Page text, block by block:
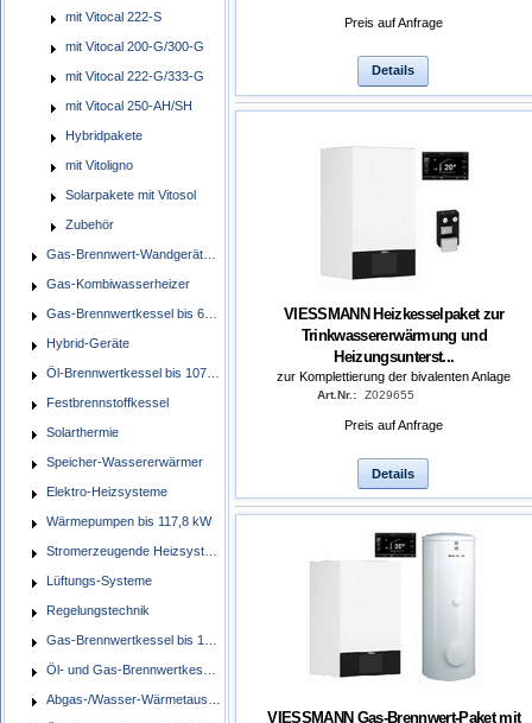
mit Vitocal 222-S
mit Vitocal 200-G/300-G
mit Vitocal 222-G/333-G
mit Vitocal 250-AH/SH
Hybridpakete
mit Vitoligno
Solarpakete mit Vitosol
Zubehör
Gas-Brennwert-Wandgeräte/Kompaktgeräte
Gas-Kombiwasserheizer
Gas-Brennwertkessel bis 60 kW, bodenstehend
Hybrid-Geräte
Öl-Brennwertkessel bis 107,3 kW
Festbrennstoffkessel
Solarthermie
Speicher-Wassererwärmer
Elektro-Heizsysteme
Wärmepumpen bis 117,8 kW
Stromerzeugende Heizsysteme
Lüftungs-Systeme
Regelungstechnik
Gas-Brennwertkessel bis 1400 kW
Öl- und Gas-Brennwertkessel bis 545 kW
Abgas-/Wasser-Wärmetauscher
Preis auf Anfrage
Details
VIESSMANN Heizkesselpaket zur
Trinkwassererwärmung und
Heizungsunterst...
zur Komplettierung der bivalenten Anlage
Art.Nr.: Z029655
Preis auf Anfrage
Details
VIESSMANN Gas-Brennwert-Paket mit